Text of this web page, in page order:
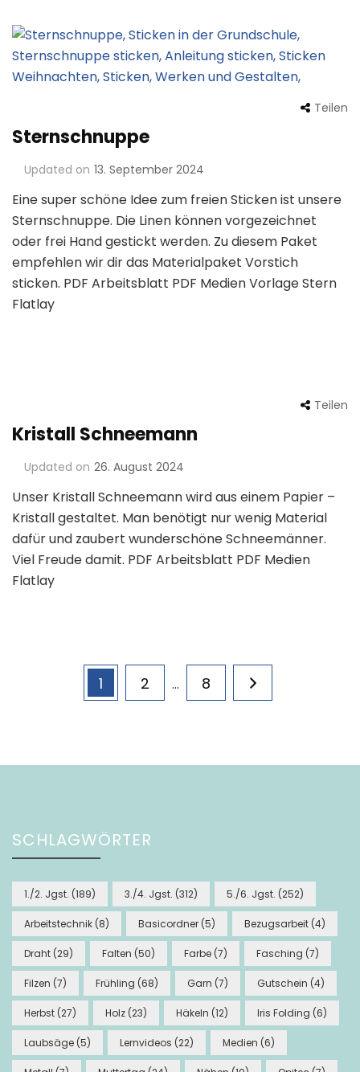
Teilen
Sternschnuppe
Updated on 13. September 2024
Eine super schöne Idee zum freien Sticken ist unsere
Sternschnuppe. Die Linen können vorgezeichnet
oder frei Hand gestickt werden. Zu diesem Paket
empfehlen wir dir das Materialpaket Vorstich
sticken. PDF Arbeitsblatt PDF Medien Vorlage Stern
Flatlay
Teilen
Kristall Schneemann
Updated on 26. August 2024
Unser Kristall Schneemann wird aus einem Papier –
Kristall gestaltet. Man benötigt nur wenig Material
dafür und zaubert wunderschöne Schneemänner.
Viel Freude damit. PDF Arbeitsblatt PDF Medien
Flatlay
Seitennummerierung
Page
1 Page
2 … Page
8
SCHLAGWÖRTER
1./2. Jgst. (189) 3./4. Jgst. (312) 5./6. Jgst. (252)
Arbeitstechnik (8) Basicordner (5) Bezugsarbeit (4)
Draht (29) Falten (50) Farbe (7) Fasching (7)
Filzen (7) Frühling (68) Garn (7) Gutschein (4)
Herbst (27) Holz (23) Häkeln (12) Iris Folding (6)
Laubsäge (5) Lernvideos (22) Medien (6)